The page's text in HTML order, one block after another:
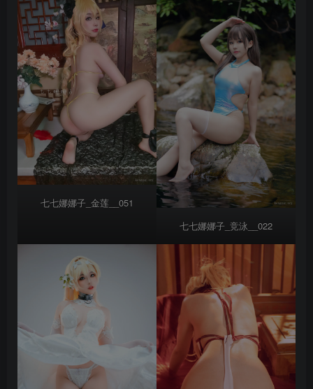
七七娜娜子_金莲__051
七七娜娜子_竞泳__022